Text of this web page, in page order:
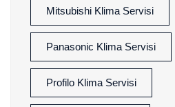
Mitsubishi Klima Servisi
Panasonic Klima Servisi
Profilo Klima Servisi